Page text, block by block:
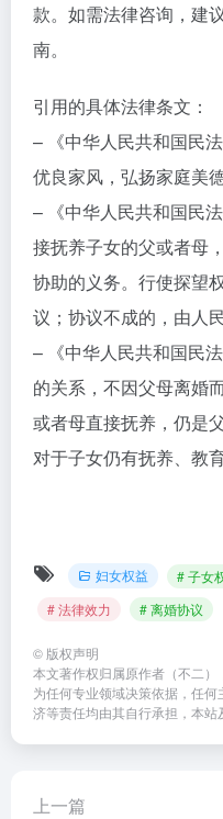
款。如需法律咨询，建
南。
引用的具体法律条文：
– 《中华人民共和国民
优良家风，弘扬家庭美
– 《中华人民共和国民
接抚养子女的父或者母
协助的义务。行使探望
议；协议不成的，由人
– 《中华人民共和国民
的关系，不因父母离婚
或者母直接抚养，仍是
对于子女仍有抚养、教
妇女权益 # 子女
# 法律效力
# 离婚协议
© 版权声明
本文著作权归属原作者（不二
为任何专业领域决策依据，任
济等责任均由其自行承担，本站
上一篇